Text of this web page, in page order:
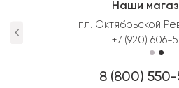
Наши
пл. Октябрьской
+7 (920) 606-
8 (800)